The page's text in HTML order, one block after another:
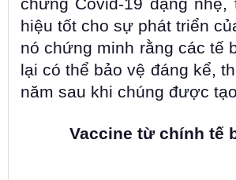
chứng Covid-19 dạng
hiệu tốt cho sự phát triển
nó chứng minh rằng các tế
lại có thể bảo vệ đáng kể,
năm sau khi chúng được
Vaccine từ chính tế